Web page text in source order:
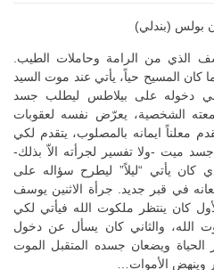
بولس (بندلي)
الذي من الرامة وحاملات الطيب.
كان المسيح حياً، يأتي عند موت السيد
دخوله على بيلاطس ليطلب جسد
الشخصية، يعرّض نفسه لعقوبات
معلناً ايمانه بالمصلوب، يتقدم لكي
ميت -ولا تفسير لجرأته الاّ بذلك-
كان يأتي “ليلاً” ليطرح سؤاله على
في قبر جديد. جرأة الاثنين يوسف
كان ينتظر ملكوت الله فيأتي لكي
الله، والثاني كان يسأل عن دخول
الحياة ويضعان جسده المتقبل الموت
وينهض الأموات…